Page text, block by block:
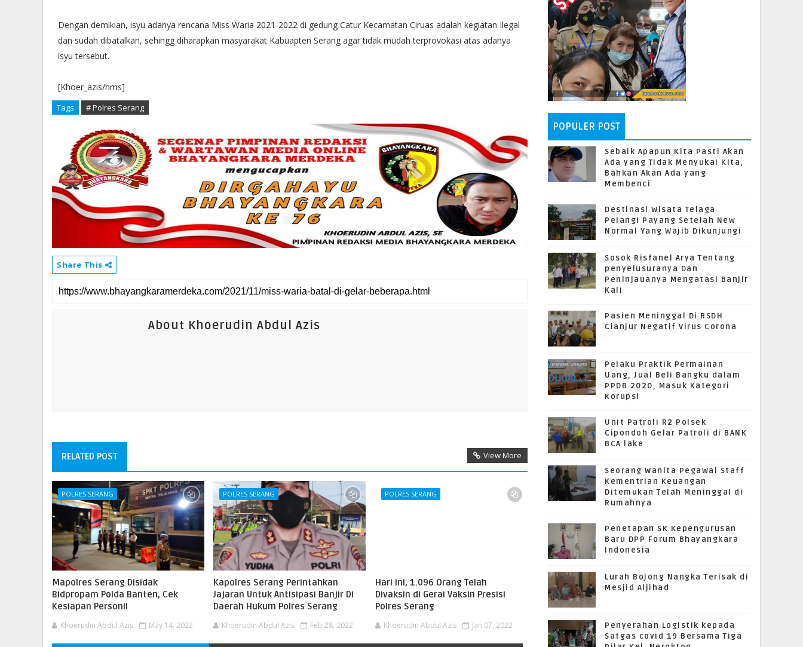
Dengan demikian, isyu adanya rencana Miss Waria 2021-2022 di gedung Catur Kecamatan Ciruas adalah kegiatan Ilegal
dan sudah dibatalkan, sehingg diharapkan masyarakat Kabuapten Serang agar tidak mudah terprovokasi atas adanya
isyu tersebut.
[Khoer_azis/hms]
Tags # Polres Serang
Share This
About Khoerudin Abdul Azis
RELATED POST View More
POLRES SERANG
Mapolres Serang Disidak
Bidpropam Polda Banten, Cek
Kesiapan Personil
Khoerudin Abdul Azis May 14, 2022
POLRES SERANG
Kapolres Serang Perintahkan
Jajaran Untuk Antisipasi Banjir Di
Daerah Hukum Polres Serang
Khoerudin Abdul Azis Feb 28, 2022
POLRES SERANG
Hari ini, 1.096 Orang Telah
Divaksin di Gerai Vaksin Presisi
Polres Serang
Khoerudin Abdul Azis Jan 07, 2022
POPULER POST
Sebaik Apapun Kita Pasti Akan
Ada yang Tidak Menyukai Kita,
Bahkan Akan Ada yang
Membenci
Destinasi Wisata Telaga
Pelangi Payang Setelah New
Normal Yang Wajib Dikunjungi
Sosok Risfanel Arya Tentang
penyelusuranya Dan
Peninjauanya Mengatasi Banjir
Kali
Pasien Meninggal Di RSDH
Cianjur Negatif Virus Corona
Pelaku Praktik Permainan
Uang, Jual Beli Bangku dalam
PPDB 2020, Masuk Kategori
Korupsi
Unit Patroli R2 Polsek
Cipondoh Gelar Patroli di BANK
BCA lake
Seorang Wanita Pegawai Staff
Kementrian Keuangan
Ditemukan Telah Meninggal di
Rumahnya
Penetapan SK Kepengurusan
Baru DPP Forum Bhayangkara
Indonesia
Lurah Bojong Nangka Terisak di
Mesjid Aljihad
Penyerahan Logistik kepada
Satgas covid 19 Bersama Tiga